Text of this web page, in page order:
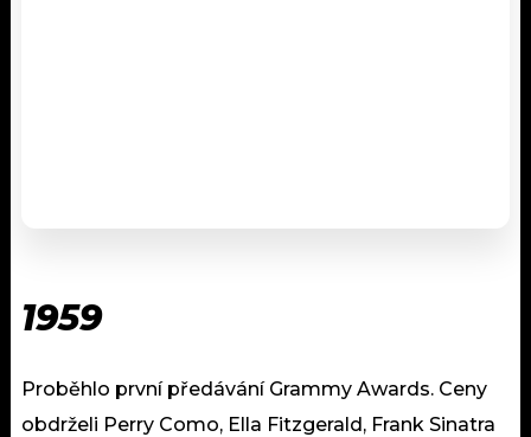
1959
Proběhlo první předávání Grammy Awards. Ceny
obdrželi Perry Como, Ella Fitzgerald, Frank Sinatra